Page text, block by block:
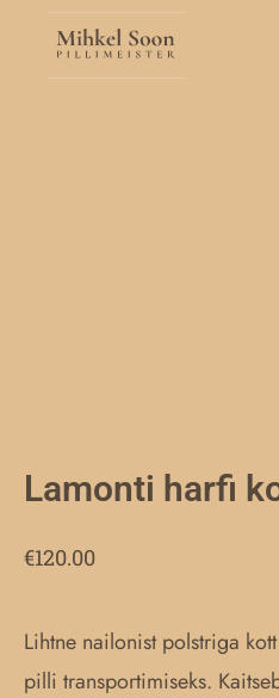
Lamonti harfi
€120.00
Lihtne nailonist polstriga
pilli transportimiseks.